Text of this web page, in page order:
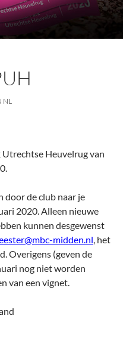
NL
Heuvelrug van
door de club naar je
2020. Alleen nieuwe
kunnen desgewenst
midden.nl, het
Overigens (geven de
nog niet worden
van een vignet.